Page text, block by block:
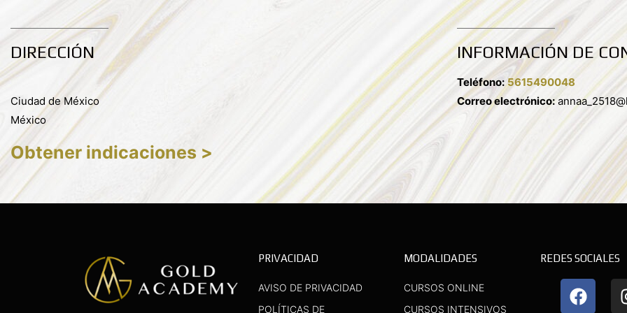
DIRECCIÓN
Ciudad de México
México
Obtener indicaciones >
INFORMACIÓN DE
Teléfono: 5615490048
Correo electrónico:
PRIVACIDAD
AVISO DE PRIVACIDAD
POLÍTICAS DE
MODALIDADES
CURSOS ONLINE
CURSOS INTENSIVOS
REDES SOCIALES
F
a
Y